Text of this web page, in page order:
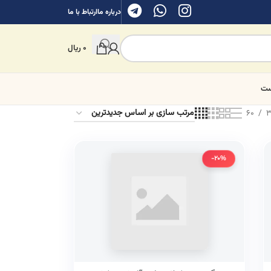
درباره ماارتباط با ما
0ریال
60
-20%